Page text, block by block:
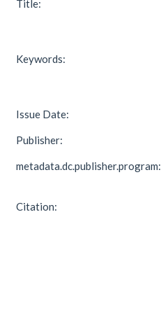
Title:
Keywords:
Issue Date:
Publisher:
metadata.dc.publisher.program:
Citation: